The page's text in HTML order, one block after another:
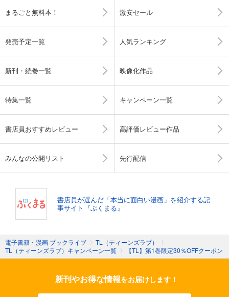
まるごと無料本！ 激安セール
発売予定一覧 人気ランキング
新刊・続巻一覧 映像化作品
特集一覧 キャンペーン一覧
書店員おすすめレビュー 高評価レビュー作品
みんなの公開リスト 先行配信
書店員が選んだ「本当に面白い漫画」を紹介する記
事サイト『ぶくまる』
電子書籍・漫画 ブックライブ 〉 TL（ティーンズラブ）
〉
TL（ティーンズラブ）キャンペーン一覧 〉 【TL】第1巻限定30％OFFクーポン
新刊やお得な情報をお届けします！